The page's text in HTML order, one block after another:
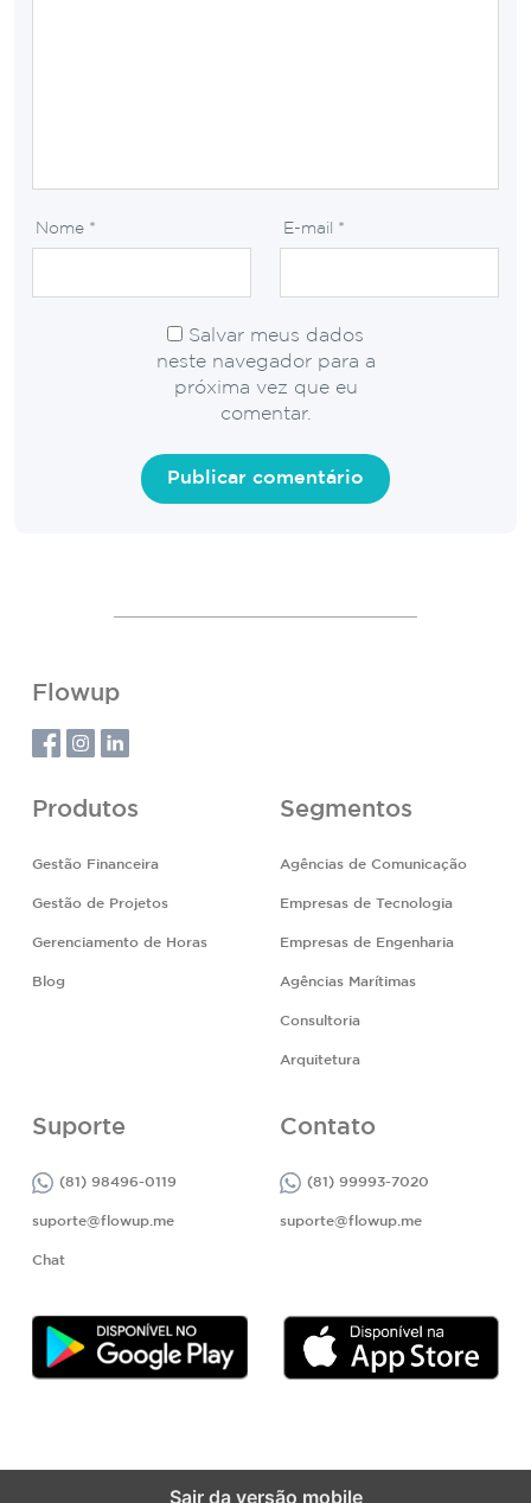
Nome * E-mail *
Salvar meus dados
neste navegador para a
próxima vez que eu
comentar.
Flowup
Produtos
Gestão Financeira
Gestão de Projetos
Gerenciamento de Horas
Blog
Segmentos
Agências de Comunicação
Empresas de Tecnologia
Empresas de Engenharia
Agências Marítimas
Consultoria
Arquitetura
Suporte
(81) 98496-0119
suporte@flowup.me
Chat
Contato
(81) 99993-7020
suporte@flowup.me
Sair da versão mobile